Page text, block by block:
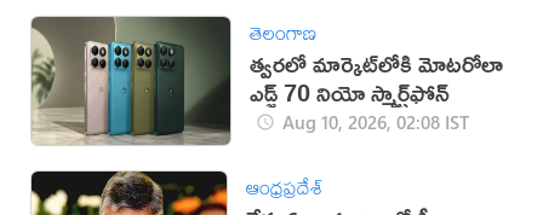
తెలంగాణ
త్వరలో మార్కెట్‌లోకి మోటరోలా
ఎడ్జ్ 70 నియో స్మార్ట్‌ఫోన్
Aug 10, 2026, 02:08 IST
ఆంధ్రప్రదేశ్